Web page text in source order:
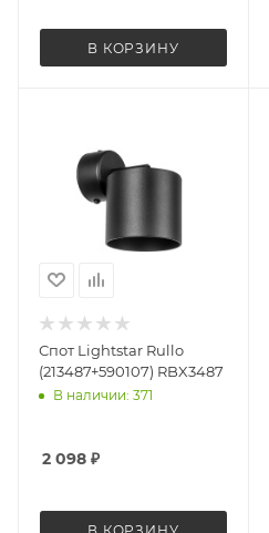
В КОРЗИНУ
Спот Lightstar Rullo
(213487+590107) RBX3487
В наличии: 371
2 098 ₽